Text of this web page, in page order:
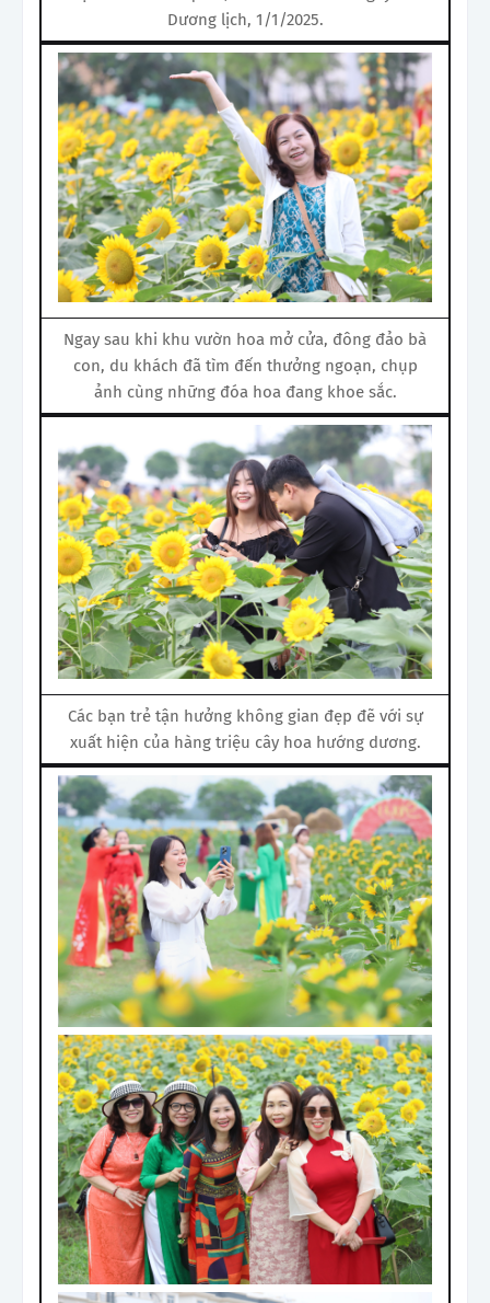
Dương lịch, 1/1/2025.
Ngay sau khi khu vườn hoa mở cửa, đông đảo bà
con, du khách đã tìm đến thưởng ngoạn, chụp
ảnh cùng những đóa hoa đang khoe sắc.
Các bạn trẻ tận hưởng không gian đẹp đẽ với sự
xuất hiện của hàng triệu cây hoa hướng dương.